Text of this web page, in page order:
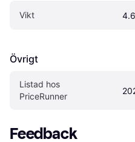
Vikt
Övrigt
Listad hos
PriceRunner
Feedback